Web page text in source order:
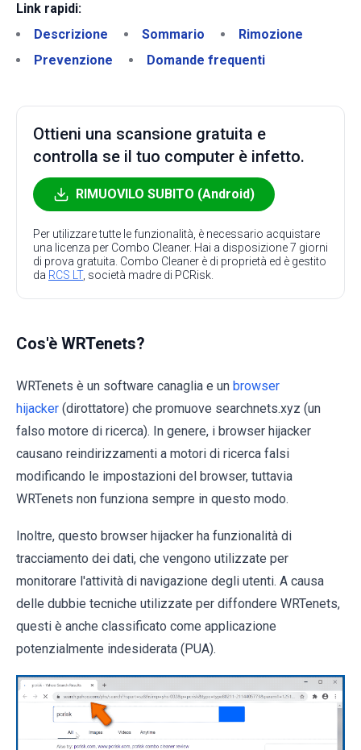
Link rapidi:
Descrizione
Sommario
Rimozione
Prevenzione
Domande frequenti
Ottieni una scansione gratuita e
controlla se il tuo computer è infetto.
RIMUOVILO SUBITO (Android)
Per utilizzare tutte le funzionalità, è necessario acquistare
una licenza per Combo Cleaner. Hai a disposizione 7 giorni
di prova gratuita. Combo Cleaner è di proprietà ed è gestito
da RCS LT, società madre di PCRisk.
Cos'è WRTenets?
WRTenets è un software canaglia e un browser
hijacker (dirottatore) che promuove searchnets.xyz (un
falso motore di ricerca). In genere, i browser hijacker
causano reindirizzamenti a motori di ricerca falsi
modificando le impostazioni del browser, tuttavia
WRTenets non funziona sempre in questo modo.
Inoltre, questo browser hijacker ha funzionalità di
tracciamento dei dati, che vengono utilizzate per
monitorare l'attività di navigazione degli utenti. A causa
delle dubbie tecniche utilizzate per diffondere WRTenets,
questi è anche classificato come applicazione
potenzialmente indesiderata (PUA).